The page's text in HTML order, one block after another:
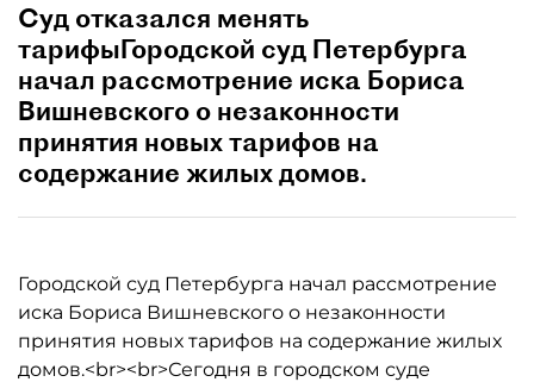
Суд отказался менять
тарифыГородской суд Петербурга
начал рассмотрение иска Бориса
Вишневского о незаконности
принятия новых тарифов на
содержание жилых домов.
Городской суд Петербурга начал рассмотрение
иска Бориса Вишневского о незаконности
принятия новых тарифов на содержание жилых
домов.<br><br>Сегодня в городском суде